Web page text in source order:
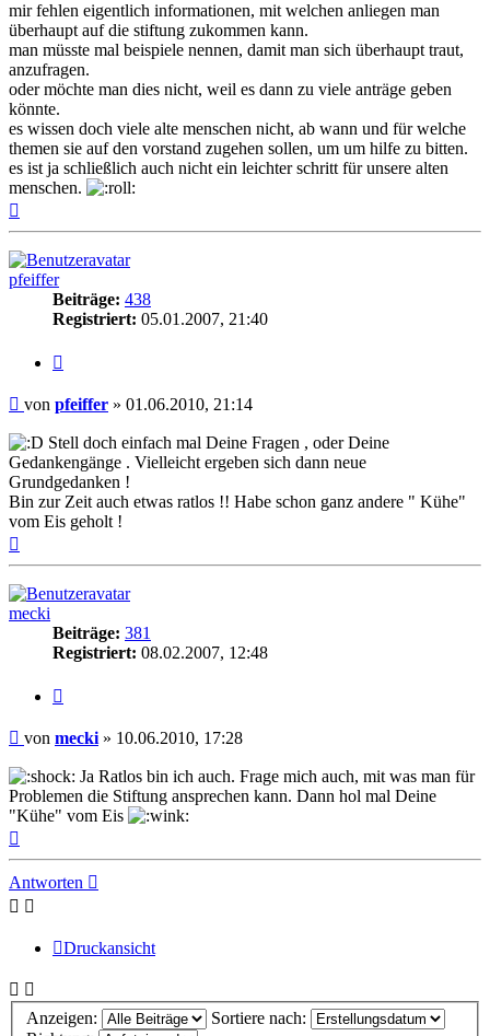
mir fehlen eigentlich informationen, mit welchen anliegen man
überhaupt auf die stiftung zukommen kann.
man müsste mal beispiele nennen, damit man sich überhaupt traut,
anzufragen.
oder möchte man dies nicht, weil es dann zu viele anträge geben
könnte.
es wissen doch viele alte menschen nicht, ab wann und für welche
themen sie auf den vorstand zugehen sollen, um um hilfe zu bitten.
es ist ja schließlich auch nicht ein leichter schritt für unsere alten
menschen.
pfeiffer
Beiträge: 438
Registriert: 05.01.2007, 21:40
Beitrag
von pfeiffer » 01.06.2010, 21:14
Stell doch einfach mal Deine Fragen , oder Deine
Gedankengänge . Vielleicht ergeben sich dann neue
Grundgedanken !
Bin zur Zeit auch etwas ratlos !! Habe schon ganz andere " Kühe"
vom Eis geholt !
mecki
Beiträge: 381
Registriert: 08.02.2007, 12:48
Beitrag
von mecki » 10.06.2010, 17:28
Ja Ratlos bin ich auch. Frage mich auch, mit was man für
Problemen die Stiftung ansprechen kann. Dann hol mal Deine
"Kühe" vom Eis
Antworten
Druckansicht
Anzeigen:
Sortiere nach: